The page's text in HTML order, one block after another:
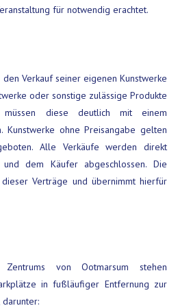
für notwendig erachtet.
Verkauf seiner eigenen Kunstwerke
oder sonstige zulässige Produkte
müssen diese deutlich mit einem
Kunstwerke ohne Preisangabe gelten
Alle Verkäufe werden direkt
dem Käufer abgeschlossen. Die
Verträge und übernimmt hierfür
von Ootmarsum stehen
in fußläufiger Entfernung zur
darunter: